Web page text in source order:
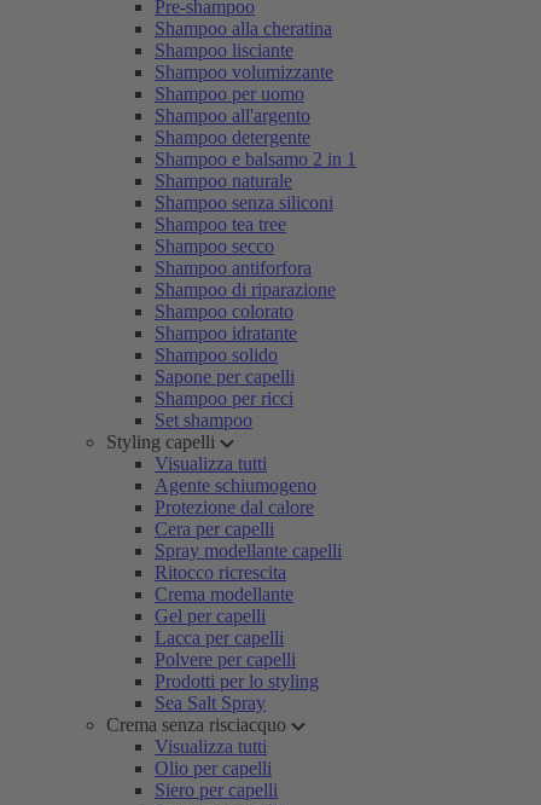
Pre-shampoo
Shampoo alla cheratina
Shampoo lisciante
Shampoo volumizzante
Shampoo per uomo
Shampoo all'argento
Shampoo detergente
Shampoo e balsamo 2 in 1
Shampoo naturale
Shampoo senza siliconi
Shampoo tea tree
Shampoo secco
Shampoo antiforfora
Shampoo di riparazione
Shampoo colorato
Shampoo idratante
Shampoo solido
Sapone per capelli
Shampoo per ricci
Set shampoo
Styling capelli
Visualizza tutti
Agente schiumogeno
Protezione dal calore
Cera per capelli
Spray modellante capelli
Ritocco ricrescita
Crema modellante
Gel per capelli
Lacca per capelli
Polvere per capelli
Prodotti per lo styling
Sea Salt Spray
Crema senza risciacquo
Visualizza tutti
Olio per capelli
Siero per capelli